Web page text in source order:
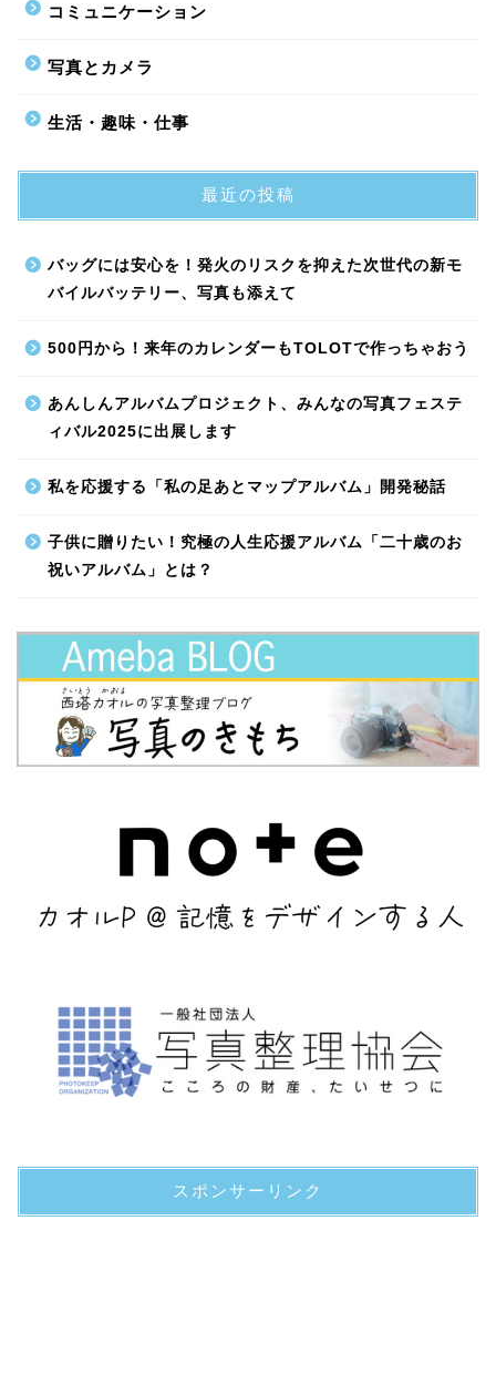
コミュニケーション
写真とカメラ
生活・趣味・仕事
最近の投稿
バッグには安心を！発火のリスクを抑えた次世代の新モ
バイルバッテリー、写真も添えて
500円から！来年のカレンダーもTOLOTで作っちゃおう
あんしんアルバムプロジェクト、みんなの写真フェステ
ィバル2025に出展します
私を応援する「私の足あとマップアルバム」開発秘話
子供に贈りたい！究極の人生応援アルバム「二十歳のお
祝いアルバム」とは？
スポンサーリンク